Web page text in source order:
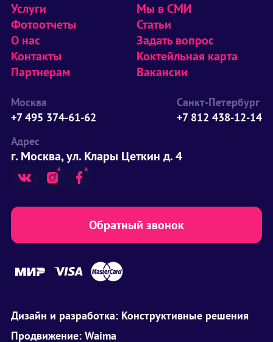
Услуги
Фотоотчеты
О нас
Контакты
Партнерам
Мы в СМИ
Статьи
Задать вопрос
Коктейльная карта
Вакансии
Москва
+7 495 374-61-62
Санкт-Петербург
+7 812 438-12-14
Адрес
г. Москва, ул. Клары Цеткин д. 4
Обратный звонок
Дизайн и разработка: Конструктивные решения
Продвижение: Waima